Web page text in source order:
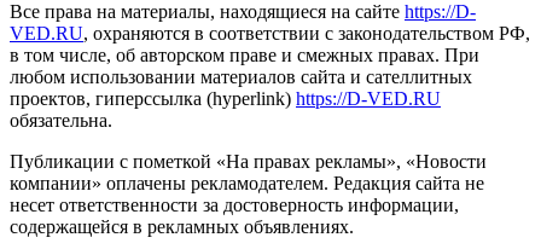
Все права на материалы, находящиеся на сайте https://D-
VED.RU, охраняются в соответствии с законодательством РФ,
в том числе, об авторском праве и смежных правах. При
любом использовании материалов сайта и сателлитных
проектов, гиперссылка (hyperlink) https://D-VED.RU
обязательна.
Публикации с пометкой «На правах рекламы», «Новости
компании» оплачены рекламодателем. Редакция сайта не
несет ответственности за достоверность информации,
содержащейся в рекламных объявлениях.